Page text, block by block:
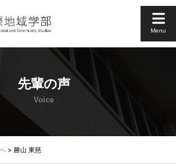
Menu
先輩の声
Voice
> 勝山 東慈